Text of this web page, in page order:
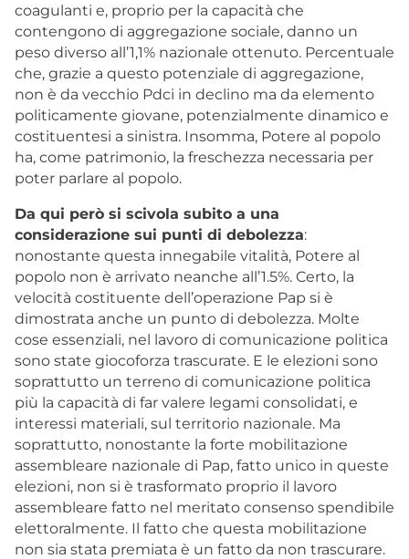
coagulanti e, proprio per la capacità che
contengono di aggregazione sociale, danno un
peso diverso all’1,1% nazionale ottenuto. Percentuale
che, grazie a questo potenziale di aggregazione,
non è da vecchio Pdci in declino ma da elemento
politicamente giovane, potenzialmente dinamico e
costituentesi a sinistra. Insomma, Potere al popolo
ha, come patrimonio, la freschezza necessaria per
poter parlare al popolo.
Da qui però si scivola subito a una
considerazione sui punti di debolezza:
nonostante questa innegabile vitalità, Potere al
popolo non è arrivato neanche all’1.5%. Certo, la
velocità costituente dell’operazione Pap si è
dimostrata anche un punto di debolezza. Molte
cose essenziali, nel lavoro di comunicazione politica
sono state giocoforza trascurate. E le elezioni sono
soprattutto un terreno di comunicazione politica
più la capacità di far valere legami consolidati, e
interessi materiali, sul territorio nazionale. Ma
soprattutto, nonostante la forte mobilitazione
assembleare nazionale di Pap, fatto unico in queste
elezioni, non si è trasformato proprio il lavoro
assembleare fatto nel meritato consenso spendibile
elettoralmente. Il fatto che questa mobilitazione
non sia stata premiata è un fatto da non trascurare.